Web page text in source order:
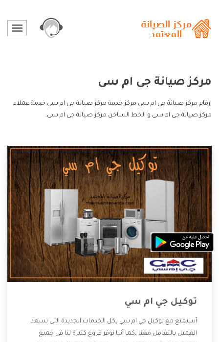
مركز صيانة جى ام سى
ارقام مركز صيانة جى ام سى مركز خدمة مركز صيانة جى ام سى خدمة عملاء
مركز صيانة جى ام سى و الخط الساخن مركز صيانة جى ام سى.
توكيل جي ام سي
أستمتع مع توكيل جي ام سي بكل الخدمات الجديدة التى تسعد
العميل بالتعامل معنا ،كما أننا نوفر فروع كثيرة لنا فى جميع